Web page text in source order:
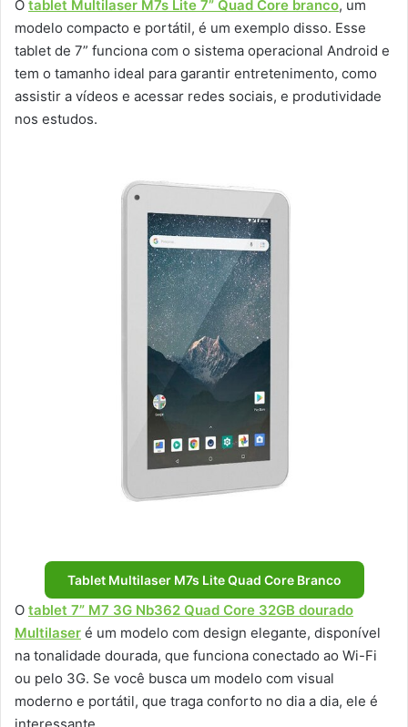
O tablet Multilaser M7s Lite 7” Quad Core branco, um
modelo compacto e portátil, é um exemplo disso. Esse
tablet de 7” funciona com o sistema operacional Android e
tem o tamanho ideal para garantir entretenimento, como
assistir a vídeos e acessar redes sociais, e produtividade
nos estudos.
Tablet Multilaser M7s Lite Quad Core Branco
O tablet 7” M7 3G Nb362 Quad Core 32GB dourado
Multilaser é um modelo com design elegante, disponível
na tonalidade dourada, que funciona conectado ao Wi-Fi
ou pelo 3G. Se você busca um modelo com visual
moderno e portátil, que traga conforto no dia a dia, ele é